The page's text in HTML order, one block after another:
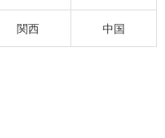
関西 中国